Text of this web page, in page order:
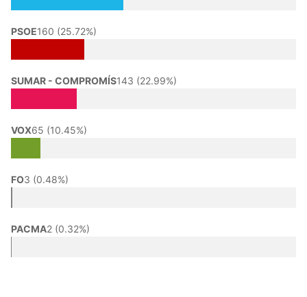
PSOE160 (25.72%)
SUMAR - COMPROMÍS143 (22.99%)
VOX65 (10.45%)
FO3 (0.48%)
PACMA2 (0.32%)